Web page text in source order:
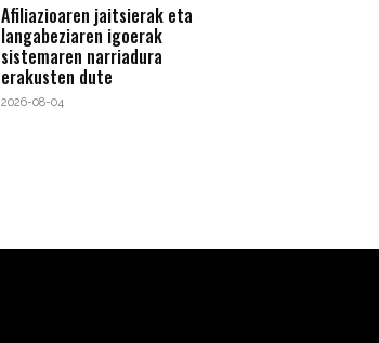
Afiliazioaren jaitsierak eta
langabeziaren igoerak
sistemaren narriadura
erakusten dute
2026-08-04